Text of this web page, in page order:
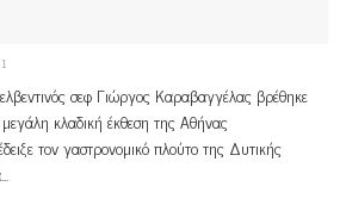
σεφ Γιώργος Καραβαγγέλας βρέθηκε
κλαδική έκθεση της Αθήνας
τον γαστρονομικό πλούτο της Δυτικής